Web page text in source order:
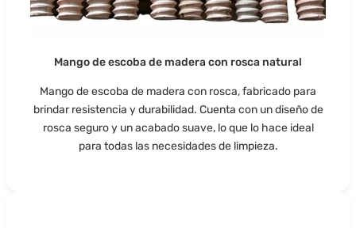
Mango de escoba de madera con rosca natural
Mango de escoba de madera con rosca, fabricado para
brindar resistencia y durabilidad. Cuenta con un diseño de
rosca seguro y un acabado suave, lo que lo hace ideal
para todas las necesidades de limpieza.